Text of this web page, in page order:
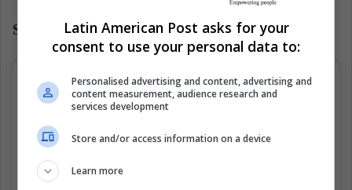
She Does HimLatin American Post asks for your
consent to use your personal data to:
Personalised advertising and content, advertising and
content measurement, audience research and
services development
Store and/or access information on a device
Learn more